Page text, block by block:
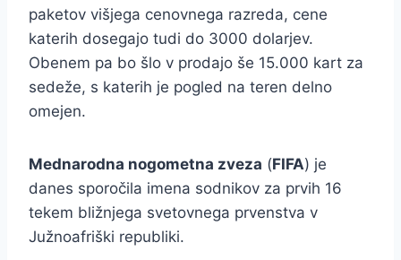
paketov višjega cenovnega razreda, cene
katerih dosegajo tudi do 3000 dolarjev.
Obenem pa bo šlo v prodajo še 15.000 kart za
sedeže, s katerih je pogled na teren delno
omejen.
Mednarodna nogometna zveza (FIFA) je
danes sporočila imena sodnikov za prvih 16
tekem bližnjega svetovnega prvenstva v
Južnoafriški republiki.